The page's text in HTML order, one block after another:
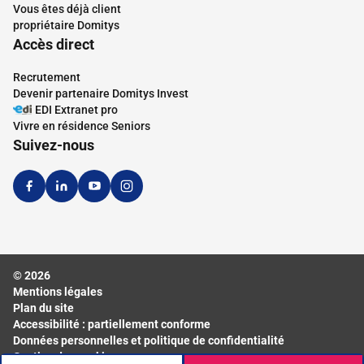
Vous êtes déjà client
propriétaire Domitys
Accès direct
Recrutement
Devenir partenaire Domitys Invest
EDI Extranet pro
Vivre en résidence Seniors
Suivez-nous
© 2026
Mentions légales
Plan du site
Accessibilité : partiellement conforme
Données personnelles et politique de confidentialité
Gestion des cookies